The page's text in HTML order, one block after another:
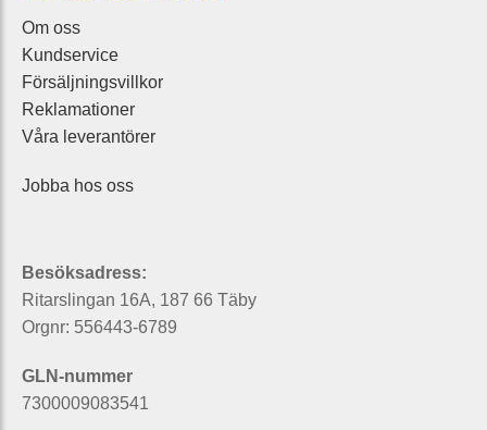
Om oss
Kundservice
Försäljningsvillkor
Reklamationer
Våra leverantörer
Jobba hos oss
Besöksadress:
Ritarslingan 16A, 187 66 Täby
Orgnr: 556443-6789
GLN-nummer
7300009083541